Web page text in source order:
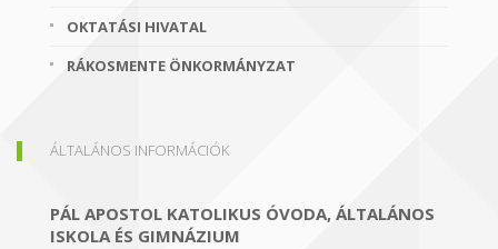
OKTATÁSI HIVATAL
RÁKOSMENTE ÖNKORMÁNYZAT
ÁLTALÁNOS INFORMÁCIÓK
PÁL APOSTOL KATOLIKUS ÓVODA, ÁLTALÁNOS
ISKOLA ÉS GIMNÁZIUM